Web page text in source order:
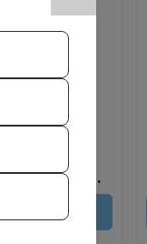
THOMAS
| NVI |